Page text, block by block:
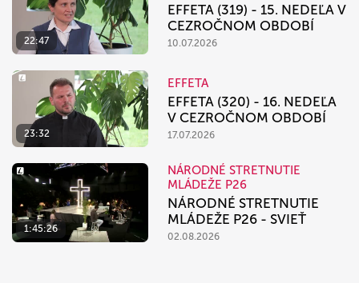
22:47
EFFETA (319) - 15. NEDEĽA V
CEZROČNOM OBDOBÍ
10.07.2026
23:32
EFFETA
EFFETA (320) - 16. NEDEĽA
V CEZROČNOM OBDOBÍ
17.07.2026
1:45:26
NÁRODNÉ STRETNUTIE
MLÁDEŽE P26
NÁRODNÉ STRETNUTIE
MLÁDEŽE P26 - SVIEŤ
02.08.2026